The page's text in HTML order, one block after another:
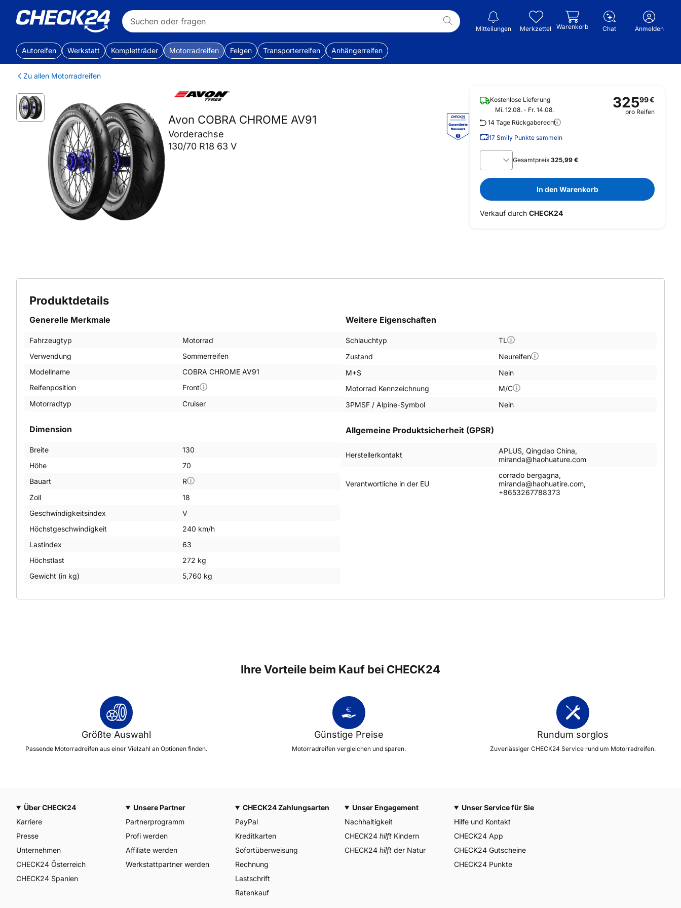
Mitteilungen Merkzettel Warenkorb Chat Anmelden
Autoreifen Werkstatt Kompletträder Motorradreifen Felgen Transporterreifen Anhängerreifen
Zu allen Motorradreifen
Avon COBRA CHROME AV91
Vorderachse
130/70 R18 63 V
Kostenlose Lieferung
Mi. 12.08. - Fr. 14.08.
14 Tage Rückgaberecht
17 Smily Punkte sammeln
32599€
pro Reifen
Gesamtpreis 325,99 €
In den Warenkorb
Verkauf durch CHECK24
Produktdetails
Dimension
Breite
130
Höhe
70
Bauart
R
Zoll
18
Geschwindigkeitsindex
V
Höchstgeschwindigkeit
240 km/h
Lastindex
63
Höchstlast
272 kg
Gewicht (in kg)
5,760 kg
Generelle Merkmale
Fahrzeugtyp
Motorrad
Verwendung
Sommerreifen
Modellname
COBRA CHROME AV91
Reifenposition
Front
Motorradtyp
Cruiser
Weitere Eigenschaften
Schlauchtyp
TL
Zustand
Neureifen
M+S
Nein
Motorrad Kennzeichnung
M/C
3PMSF / Alpine-Symbol
Nein
Allgemeine Produktsicherheit (GPSR)
Herstellerkontakt
APLUS, Qingdao China,
miranda@haohuature.com
Verantwortliche in der EU
corrado bergagna,
miranda@haohuatire.com,
+8653267788373
Ihre Vorteile beim Kauf bei CHECK24
Größte Auswahl
Passende Motorradreifen aus einer Vielzahl an Optionen finden.
Günstige Preise
Motorradreifen vergleichen und sparen.
Rundum sorglos
Zuverlässiger CHECK24 Service rund um Motorradreifen.
Über CHECK24
Karriere
Presse
Unternehmen
CHECK24 Österreich
CHECK24 Spanien
Unsere Partner
Partnerprogramm
Profi werden
Affiliate werden
Werkstattpartner werden
CHECK24 Zahlungsarten
PayPal
Kreditkarten
Sofortüberweisung
Rechnung
Lastschrift
Ratenkauf
Unser Engagement
Nachhaltigkeit
CHECK24 hilft Kindern
CHECK24 hilft der Natur
Unser Service für Sie
Hilfe und Kontakt
CHECK24 App
CHECK24 Gutscheine
CHECK24 Punkte